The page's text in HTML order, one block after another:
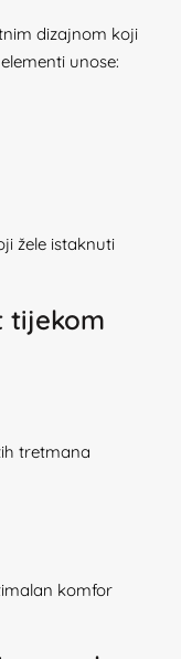
dizajnom koji
unose:
žele istaknuti
tijekom
tretmana
komfor